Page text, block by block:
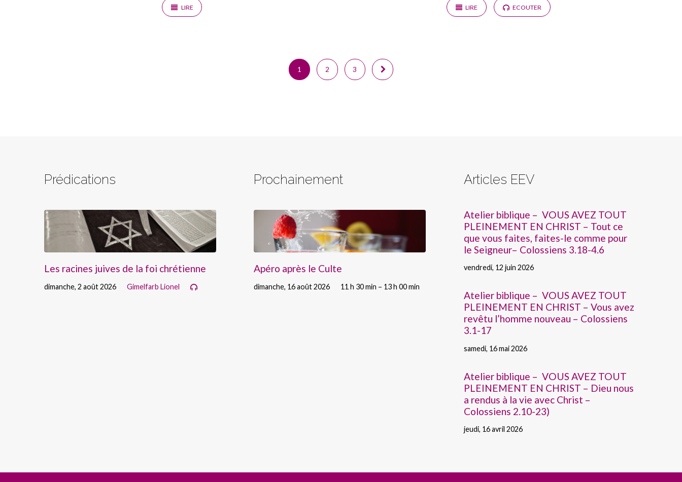
LIRE LIRE ECOUTER
1 2 3
Prédications
Les racines juives de la foi chrétienne
dimanche, 2 août 2026 Gimelfarb Lionel
Prochainement
Apéro après le Culte
dimanche, 16 août 2026 11 h 30 min – 13 h 00 min
Articles EEV
Atelier biblique – VOUS AVEZ TOUT
PLEINEMENT EN CHRIST – Tout ce
que vous faites, faites-le comme pour
le Seigneur– Colossiens 3.18-4.6
vendredi, 12 juin 2026
Atelier biblique – VOUS AVEZ TOUT
PLEINEMENT EN CHRIST – Vous avez
revêtu l’homme nouveau – Colossiens
3.1-17
samedi, 16 mai 2026
Atelier biblique – VOUS AVEZ TOUT
PLEINEMENT EN CHRIST – Dieu nous
a rendus à la vie avec Christ –
Colossiens 2.10-23)
jeudi, 16 avril 2026